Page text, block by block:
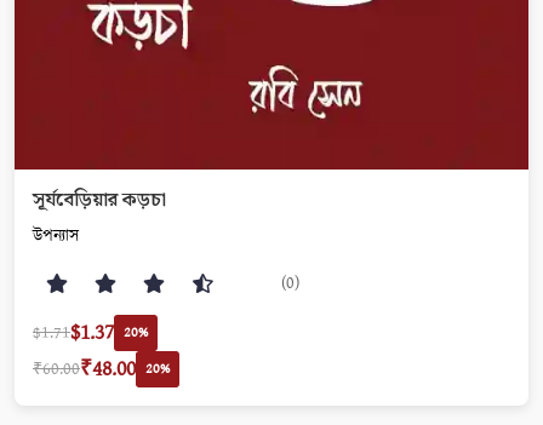
সূর্যবেড়িয়ার কড়চা
উপন্যাস
(0)
$1.71$1.37 20%
₹60.00₹48.00 20%